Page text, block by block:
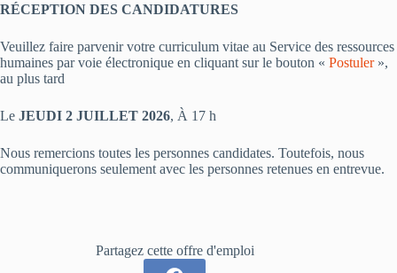
RÉCEPTION DES CANDIDATURES
Veuillez faire parvenir votre curriculum vitae au Service des ressources
humaines par voie électronique en cliquant sur le bouton « Postuler»,
au plus tard
Le JEUDI 2 JUILLET 2026, À 17 h
Nous remercions toutes les personnes candidates. Toutefois, nous
communiquerons seulement avec les personnes retenues en entrevue.
Partagez cette offre d'emploi